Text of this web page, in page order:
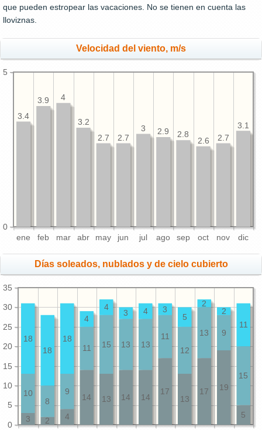
que pueden estropear las vacaciones. No se tienen en cuenta las
lloviznas.
Velocidad del viento, m/s
ene feb mar abr may jun jul ago sep oct nov dic
0
5
3.1
2.7
2.6
2.8
2.9
3
2.7
2.7
3.2
4
3.9
3.4
Días soleados, nublados y de cielo cubierto
0
5
10
15
20
25
30
35
5
19
17
13
17
14
14
13
14
4
2
3
15
9
13
12
11
13
13
15
11
9
8
10
11
2
2
5
3
4
3
4
4
18
18
18